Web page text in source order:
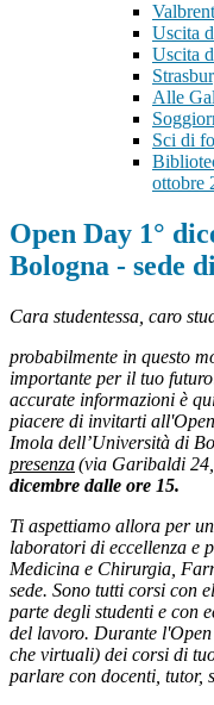
Uscita
Uscita
Alle
Sci di
ottobre
Open Day 1°
Bologna - sede
Cara studentessa, caro
probabilmente in questo
importante per il tuo
accurate informazioni è
piacere di invitarti
Imola dell’Università di
presenza(via Garibaldi
dicembre dalle ore 15.
Ti aspettiamo allora per
laboratori di eccellenza e
Medicina e Chirurgia,
sede. Sono tutti corsi con
parte degli studenti e con
del lavoro. Durante
che virtuali) dei corsi di
parlare con docenti, tutor,